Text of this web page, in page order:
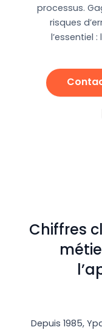
processus.
risques
l’essentiel
Chiffres
Depuis 1985,